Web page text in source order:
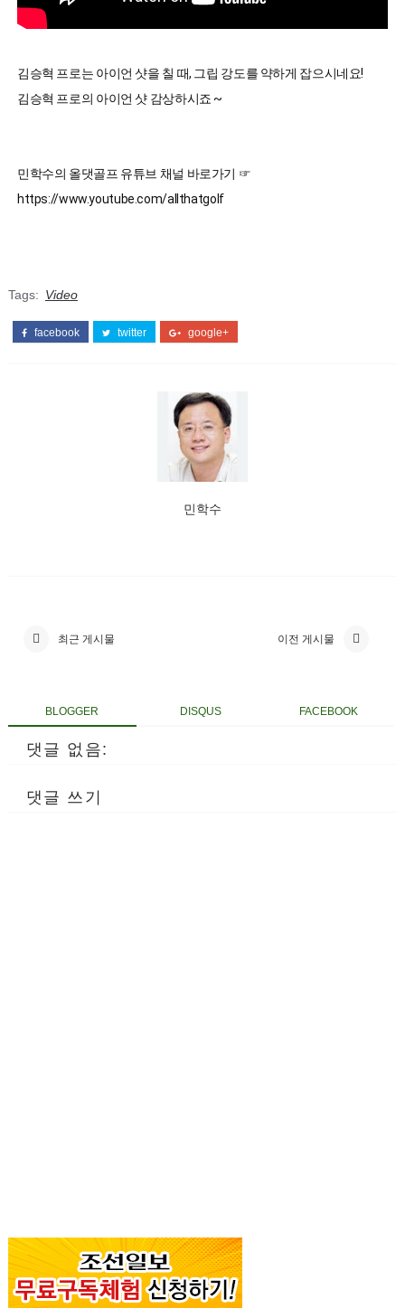
김승혁 프로는 아이언 샷을 칠 때, 그립 강도를 약하게 잡으시네요!
민학수의 올댓골프 유튜브 채널 바로가기 ☞
https://www.youtube.com/allthatgolf
Tags: Video
facebook twitter google+
민학수
최근 게시물 이전 게시물
BLOGGER DISQUS FACEBOOK
댓글 없음:
댓글 쓰기